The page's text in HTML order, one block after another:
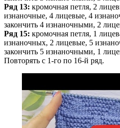
Ряд 13: кромочная петля, 2
изнаночные, 4 лицевые, 4
закончить 4 изнаночными, 2
Ряд 15: кромочная петля, 1
изнаночных, 2 лицевые, 5
закончить 5 изнаночными, 1
Повторять с 1-го по 16-й ряд.